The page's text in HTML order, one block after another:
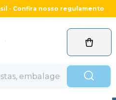
- Confira nosso regulamento